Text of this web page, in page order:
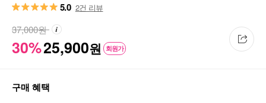
5.0 2건 리뷰
30%25,900원 회원가
37,000원
구매 혜택